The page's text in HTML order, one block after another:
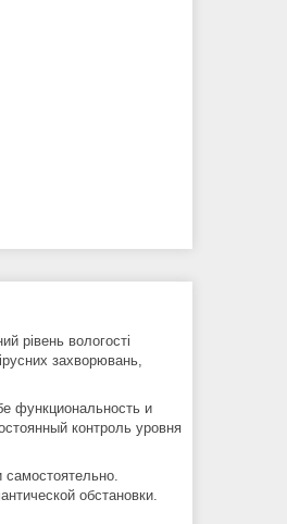
рівень вологості
захворювань,
функциональность и
контроль уровня
обстановки.